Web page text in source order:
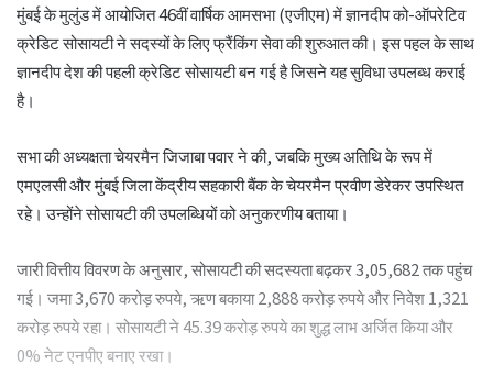
मुंबई के मुलुंड में आयोजित 46वीं वार्षिक आमसभा (एजीएम) में ज्ञानदीप को-ऑपरेटिव
क्रेडिट सोसायटी ने सदस्यों के लिए फ्रैंकिंग सेवा की शुरुआत की। इस पहल के साथ
ज्ञानदीप देश की पहली क्रेडिट सोसायटी बन गई है जिसने यह सुविधा उपलब्ध कराई
है।
सभा की अध्यक्षता चेयरमैन जिजाबा पवार ने की, जबकि मुख्य अतिथि के रूप में
एमएलसी और मुंबई जिला केंद्रीय सहकारी बैंक के चेयरमैन प्रवीण डेरेकर उपस्थित
रहे। उन्होंने सोसायटी की उपलब्धियों को अनुकरणीय बताया।
जारी वित्तीय विवरण के अनुसार, सोसायटी की सदस्यता बढ़कर 3,05,682 तक पहुंच
गई। जमा 3,670 करोड़ रुपये, ऋण बकाया 2,888 करोड़ रुपये और निवेश 1,321
करोड़ रुपये रहा। सोसायटी ने 45.39 करोड़ रुपये का शुद्ध लाभ अर्जित किया और
0% नेट एनपीए बनाए रखा।